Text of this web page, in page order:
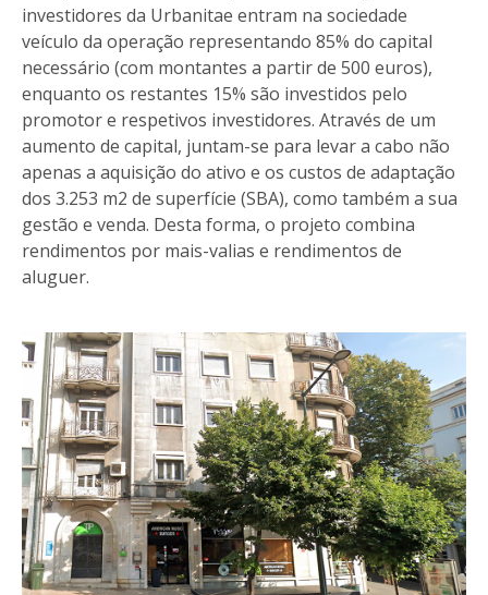
investidores da Urbanitae entram na sociedade
veículo da operação representando 85% do capital
necessário (com montantes a partir de 500 euros),
enquanto os restantes 15% são investidos pelo
promotor e respetivos investidores. Através de um
aumento de capital, juntam-se para levar a cabo não
apenas a aquisição do ativo e os custos de adaptação
dos 3.253 m2 de superfície (SBA), como também a sua
gestão e venda. Desta forma, o projeto combina
rendimentos por mais-valias e rendimentos de
aluguer.